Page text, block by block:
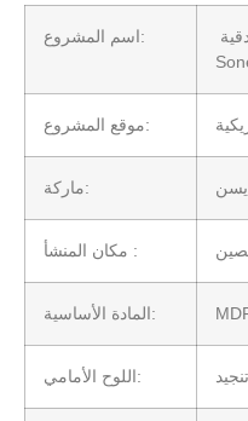
اسم المشروع:
موقع المشروع:
ماركة:
مكان المنشأ :
المادة الأساسية:
اللوح الأمامي: